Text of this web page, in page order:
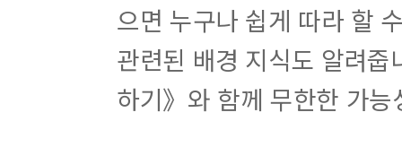
으면 누구나 쉽게 따라 할
관련된 배경 지식도 알려
하기》와 함께 무한한 가